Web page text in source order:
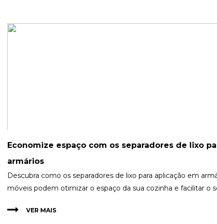
Economize espaço com os separadores de lixo
armários
Descubra como os separadores de lixo para aplicação em
móveis podem otimizar o espaço da sua cozinha e facilitar o
VER MAIS